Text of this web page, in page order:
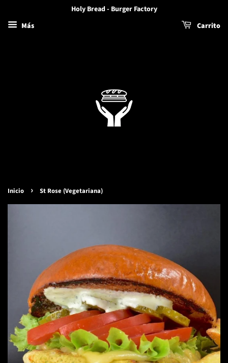
Holy Bread - Burger Factory
Más
Carrito
Inicio › St Rose (Vegetariana)